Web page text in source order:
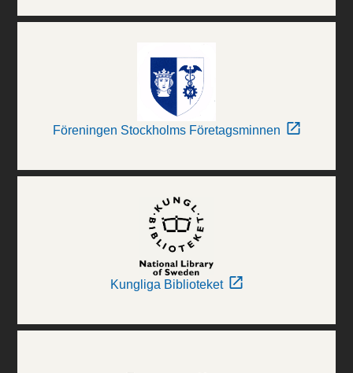
Föreningen Stockholms Företagsminnen
Kungliga Biblioteket